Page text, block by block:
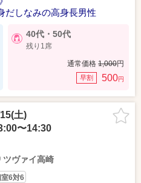
だしなみの高身長男性
40代・50代
残り1席
通常価格 1,000円
早割 500円
土)
〜14:30
ツヴァイ高崎
室6対6